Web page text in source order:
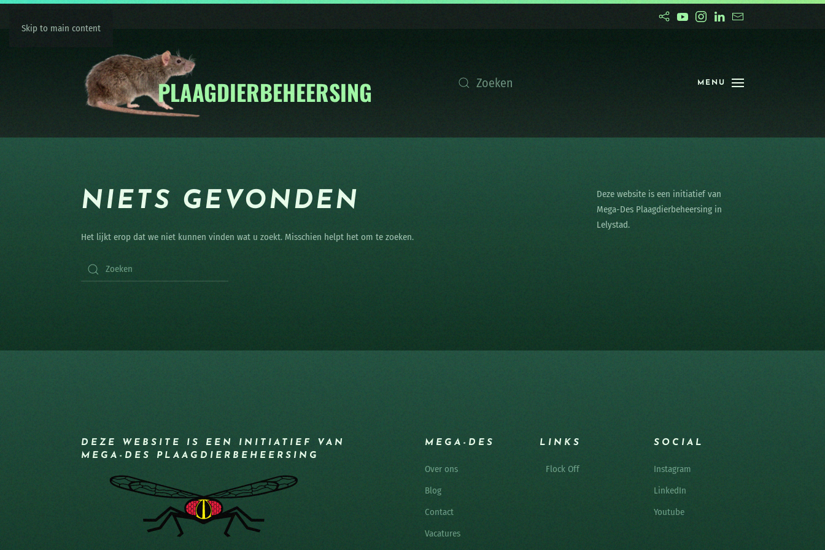
Skip to main content
MENU
NIETS GEVONDEN
Het lijkt erop dat we niet kunnen vinden wat u zoekt. Misschien helpt het om te zoeken.
Deze website is een initiatief van
Mega-Des Plaagdierbeheersing in
Lelystad.
DEZE WEBSITE IS EEN INITIATIEF VAN
MEGA-DES PLAAGDIERBEHEERSING
MEGA-DES
Over ons
Blog
Contact
Vacatures
LINKS
Flock Off
SOCIAL
Instagram
LinkedIn
Youtube